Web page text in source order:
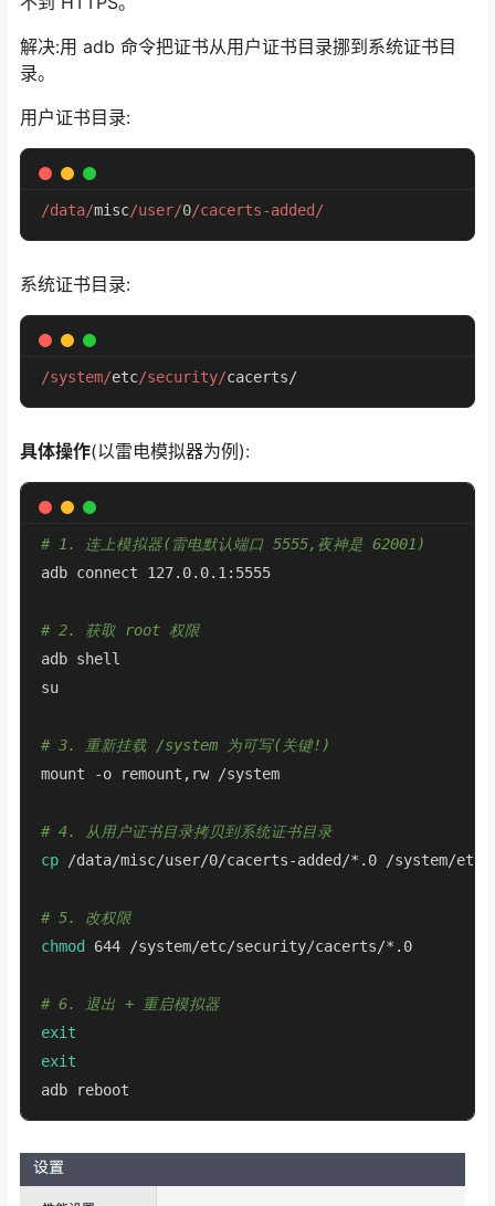
解决:用 adb 命令把证书从用户证书目录挪到系统证书目
录。
用户证书目录:
/data/misc/user/0/cacerts-added/
系统证书目录:
/system/etc/security/cacerts/
具体操作(以雷电模拟器为例):
# 1. 连上模拟器(雷电默认端口 5555,夜神是 62001)
adb connect 127.0.0.1:5555
# 2. 获取 root 权限
adb shell
su
# 3. 重新挂载 /system 为可写(关键!)
mount -o remount,rw /system
# 4. 从用户证书目录拷贝到系统证书目录
cp /data/misc/user/0/cacerts-added/*.0 /system/
# 5. 改权限
chmod
644 /system/etc/security/cacerts/*.0
# 6. 退出 + 重启模拟器
exit
exit
adb reboot